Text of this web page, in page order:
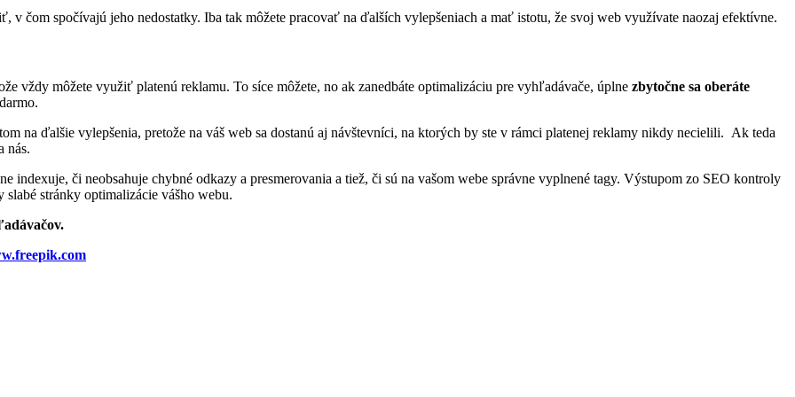
čom spočívajú jeho nedostatky. Iba tak môžete pracovať na ďalších vylepšeniach a mať istotu, že svoj web využívate naozaj efektívne.
vždy môžete využiť platenú reklamu. To síce môžete, no ak zanedbáte optimalizáciu pre vyhľadávače, úplne zbytočne sa oberáte
na ďalšie vylepšenia, pretože na váš web sa dostanú aj návštevníci, na ktorých by ste v rámci platenej reklamy nikdy necielili. Ak teda
nás.
indexuje, či neobsahuje chybné odkazy a presmerovania a tiež, či sú na vašom webe správne vyplnené tagy. Výstupom zo SEO kontroly
stránky optimalizácie vášho webu.